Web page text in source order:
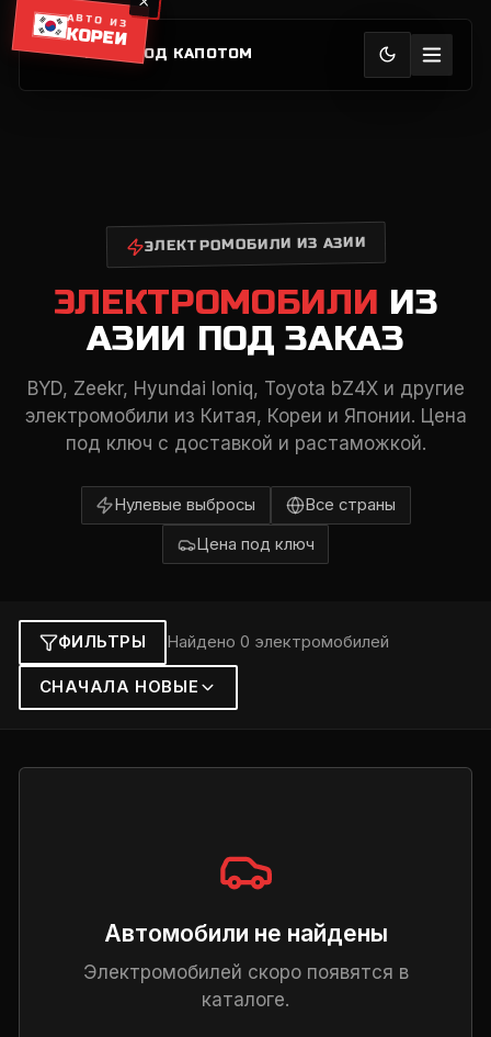
АЗИЯ ПОД КАПОТОМ
ЭЛЕКТРОМОБИЛИ ИЗ АЗИИ
ЭЛЕКТРОМОБИЛИ ИЗ
АЗИИ ПОД ЗАКАЗ
BYD, Zeekr, Hyundai Ioniq, Toyota bZ4X и другие
электромобили из Китая, Кореи и Японии. Цена
под ключ с доставкой и растаможкой.
Нулевые выбросы
Все страны
Цена под ключ
ФИЛЬТРЫ Найдено 0 электромобилей
СНАЧАЛА НОВЫЕ
Автомобили не найдены
Электромобилей скоро появятся в
каталоге.
АВТО ИЗ
КОРЕИ